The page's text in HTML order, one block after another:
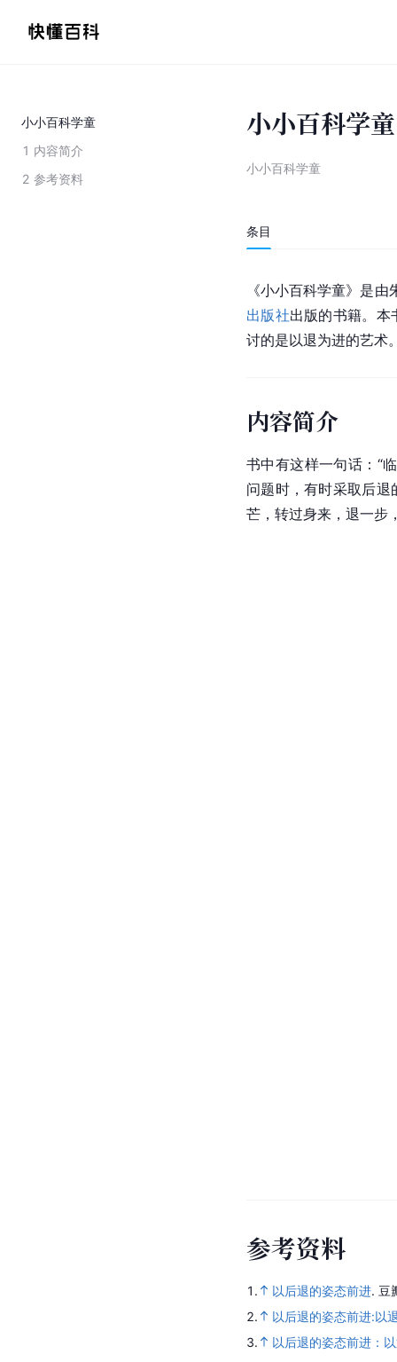
小小百科学童
1 内容简介
2 参考资料
小小百科学童
小小百科学童
条目
《小小百科学童》是
出版社出版的书籍。本
讨的是以退为进的艺术
内容简介
书中有这样一句话：“
问题时，有时采取后
芒，转过身来，退一步
参考资料
1. 以后退的姿态前进. 豆
2.
以后退的姿态前进:以
3.
以后退的姿态前进：